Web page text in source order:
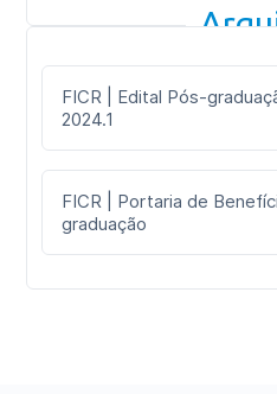
FICR | Edital Pós-
2024.1
FICR | Portaria de
graduação